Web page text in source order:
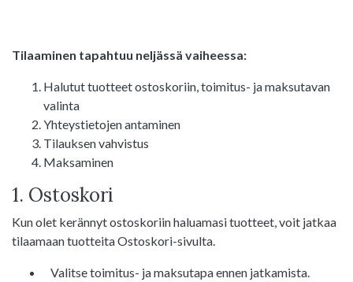
Tilaaminen tapahtuu neljässä vaiheessa:
Halutut tuotteet ostoskoriin, toimitus- ja maksutavan
valinta
Yhteystietojen antaminen
Tilauksen vahvistus
Maksaminen
1. Ostoskori
Kun olet kerännyt ostoskoriin haluamasi tuotteet, voit jatkaa
tilaamaan tuotteita Ostoskori-sivulta.
Valitse toimitus- ja maksutapa ennen jatkamista.